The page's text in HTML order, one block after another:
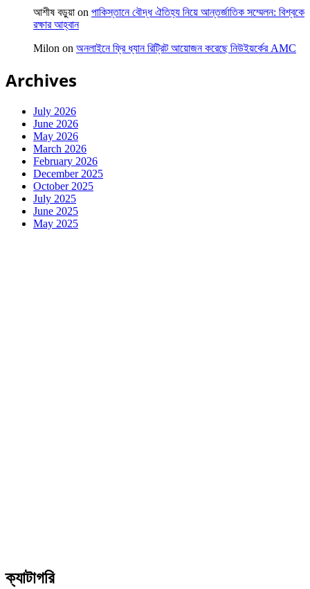
আশীষ বড়ুয়া on পাকিস্তানে বৌদ্ধ ঐতিহ্য নিয়ে আন্তর্জাতিক সম্মেলন: বিশ্বকে
রক্ষার আহ্বান
Milon on অনলাইনে ফ্রি ধ্যান রিট্রিট আয়োজন করেছে নিউইয়র্কের AMC
Archives
July 2026
June 2026
May 2026
March 2026
February 2026
December 2025
October 2025
July 2025
June 2025
May 2025
ক্যাটাগরি